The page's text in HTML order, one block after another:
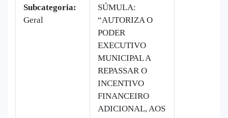
Subcategoria:
Geral
SÚMULA:
“AUTORIZA O
PODER
EXECUTIVO
MUNICIPAL A
REPASSAR O
INCENTIVO
FINANCEIRO
ADICIONAL, AOS